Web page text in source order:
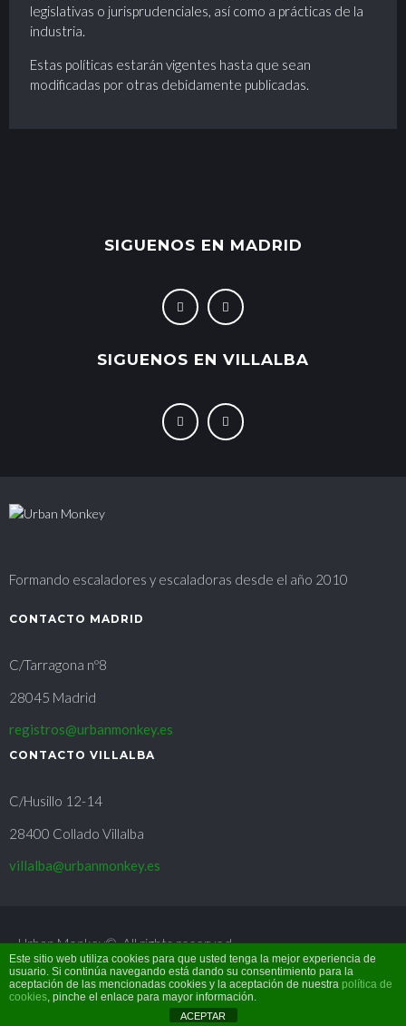
legislativas o jurisprudenciales, así como a prácticas de la
industria.
Estas políticas estarán vigentes hasta que sean
modificadas por otras debidamente publicadas.
SIGUENOS EN MADRID
SIGUENOS EN VILLALBA
Formando escaladores y escaladoras desde el año 2010
CONTACTO MADRID
C/Tarragona nº8
28045 Madrid
registros@urbanmonkey.es
CONTACTO VILLALBA
C/Husillo 12-14
28400 Collado Villalba
villalba@urbanmonkey.es
Urban Monkey©. All rights reserved.
Aviso Legal|Política de cookies
Este sitio web utiliza cookies para que usted tenga la mejor experiencia de
usuario. Si continúa navegando está dando su consentimiento para la
aceptación de las mencionadas cookies y la aceptación de nuestra política de
cookies, pinche el enlace para mayor información.
ACEPTAR